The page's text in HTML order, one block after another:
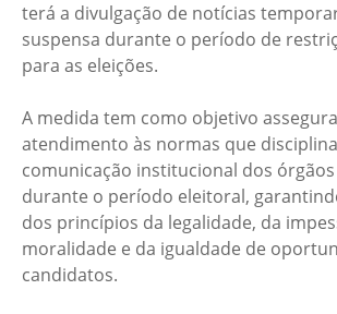
terá a divulgação de notícias
suspensa durante o período de
para as eleições.
A medida tem como objetivo
atendimento às normas que
comunicação institucional dos
durante o período eleitoral,
dos princípios da legalidade, da
moralidade e da igualdade de
candidatos.